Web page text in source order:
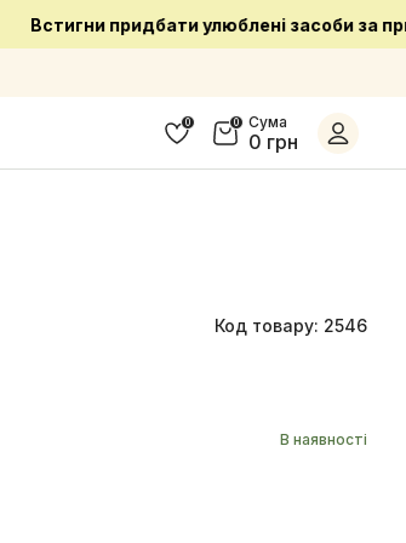
0 0 Сума
0 грн
Код товару: 2546
В наявності